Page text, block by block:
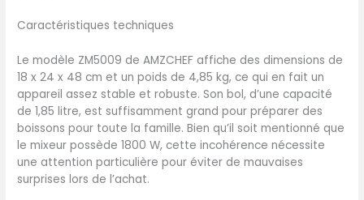
habitudes d'utilisation des
pratique à l'esprit. ✅
【BLENDER PROFESSIONNEL ET
6 LAMES】- Le moteur du
high speed blender pour
cuisine est haute
puissance avec 1800 watts
et 23 000 tours/minute, la
Caractéristiques techniques
Le modèle ZM5009 de AMZCHEF affiche des dimensions de
18 x 24 x 48 cm et un poids de 4,85 kg, ce qui en fait un
appareil assez stable et robuste. Son bol, d’une capacité
de 1,85 litre, est suffisamment grand pour préparer des
boissons pour toute la famille. Bien qu’il soit mentionné que
le mixeur possède 1800 W, cette incohérence nécessite
une attention particulière pour éviter de mauvaises
surprises lors de l’achat.